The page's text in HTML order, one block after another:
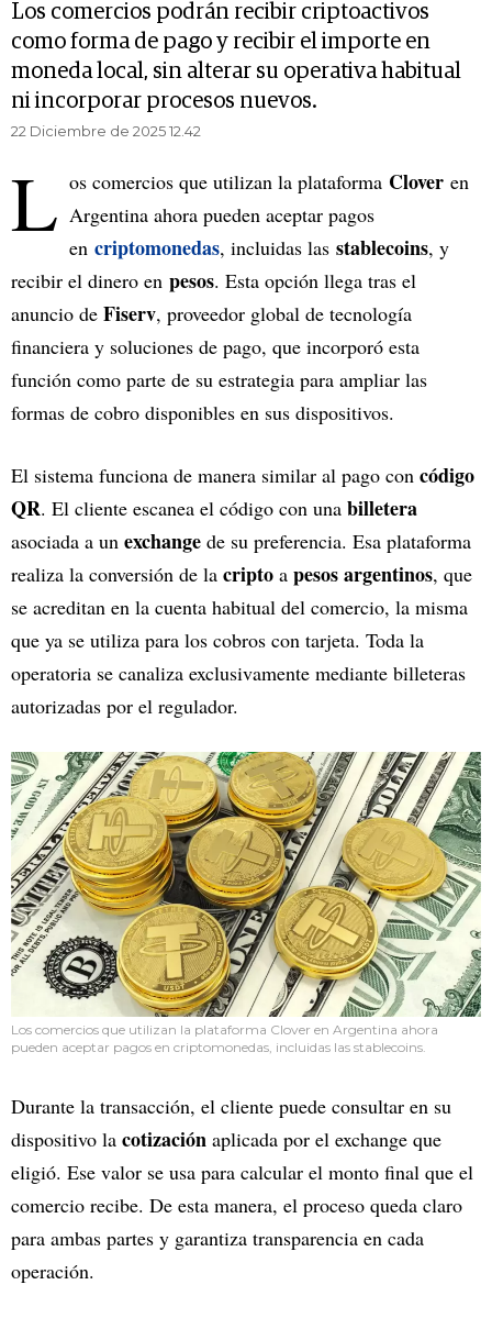
Los comercios podrán recibir criptoactivos
como forma de pago y recibir el importe en
moneda local, sin alterar su operativa habitual
ni incorporar procesos nuevos.
22 Diciembre de 2025 12.42
L os comercios que utilizan la plataforma Clover en
Argentina ahora pueden aceptar pagos
en criptomonedas, incluidas las stablecoins, y
recibir el dinero en pesos. Esta opción llega tras el
anuncio de Fiserv, proveedor global de tecnología
financiera y soluciones de pago, que incorporó esta
función como parte de su estrategia para ampliar las
formas de cobro disponibles en sus dispositivos.
El sistema funciona de manera similar al pago con código
QR. El cliente escanea el código con una billetera
asociada a un exchange de su preferencia. Esa plataforma
realiza la conversión de la cripto a pesos argentinos, que
se acreditan en la cuenta habitual del comercio, la misma
que ya se utiliza para los cobros con tarjeta. Toda la
operatoria se canaliza exclusivamente mediante billeteras
autorizadas por el regulador.
Los comercios que utilizan la plataforma Clover en Argentina ahora
pueden aceptar pagos en criptomonedas, incluidas las stablecoins.
Durante la transacción, el cliente puede consultar en su
dispositivo la cotización aplicada por el exchange que
eligió. Ese valor se usa para calcular el monto final que el
comercio recibe. De esta manera, el proceso queda claro
para ambas partes y garantiza transparencia en cada
operación.